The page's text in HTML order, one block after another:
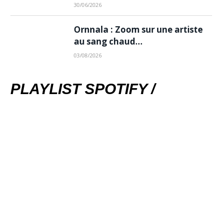
30/06/2026
Ornnala : Zoom sur une artiste
au sang chaud…
03/08/2026
PLAYLIST SPOTIFY /